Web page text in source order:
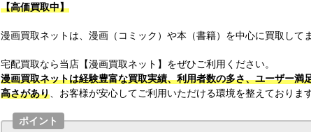
【高価買取中】
漫画買取ネットは、漫画（コミック）や本（書籍）を中心に買取して
宅配買取なら当店【漫画買取ネット】をぜひご利用ください。
漫画買取ネットは経験豊富な買取実績、利用者数の多さ、ユーザー満
高さがあり 、お客様が安心してご利用いただける環境を整えておりま
ポイント